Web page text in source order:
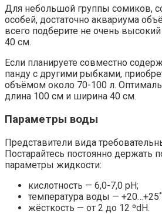
Для небольшой группы сомиков,
особей, достаточно аквариума
всего подберите не очень
40 см.
Если планируете совместно
панду с другими рыбками,
объёмом около 70-100 л.
длина 100 см и ширина 40 см.
Параметры воды
Представители вида
Постарайтесь постоянно держать
параметры жидкости:
кислотность — 6,0-7,0 рН;
температура воды —
жёсткость — от 2 до 12 ºdH.